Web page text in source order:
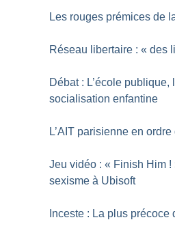
Les rouges prémices de
Réseau libertaire : « des
Débat : L’école publique,
socialisation enfantine
L’AIT parisienne en
Jeu vidéo : « Finish Him !
sexisme à Ubisoft
Inceste : La plus